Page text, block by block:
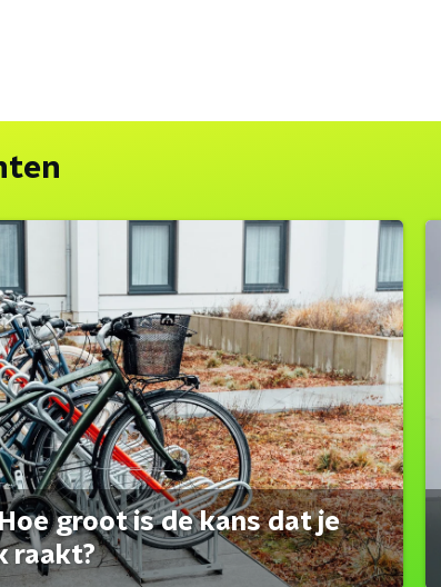
groot is de kans dat je
raakt?